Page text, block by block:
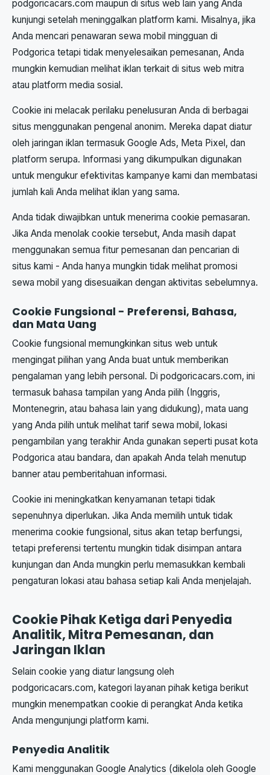
podgoricacars.com maupun di situs web lain yang Anda
kunjungi setelah meninggalkan platform kami. Misalnya, jika
Anda mencari penawaran sewa mobil mingguan di
Podgorica tetapi tidak menyelesaikan pemesanan, Anda
mungkin kemudian melihat iklan terkait di situs web mitra
atau platform media sosial.
Cookie ini melacak perilaku penelusuran Anda di berbagai
situs menggunakan pengenal anonim. Mereka dapat diatur
oleh jaringan iklan termasuk Google Ads, Meta Pixel, dan
platform serupa. Informasi yang dikumpulkan digunakan
untuk mengukur efektivitas kampanye kami dan membatasi
jumlah kali Anda melihat iklan yang sama.
Anda tidak diwajibkan untuk menerima cookie pemasaran.
Jika Anda menolak cookie tersebut, Anda masih dapat
menggunakan semua fitur pemesanan dan pencarian di
situs kami - Anda hanya mungkin tidak melihat promosi
sewa mobil yang disesuaikan dengan aktivitas sebelumnya.
Cookie Fungsional - Preferensi, Bahasa,
dan Mata Uang
Cookie fungsional memungkinkan situs web untuk
mengingat pilihan yang Anda buat untuk memberikan
pengalaman yang lebih personal. Di podgoricacars.com, ini
termasuk bahasa tampilan yang Anda pilih (Inggris,
Montenegrin, atau bahasa lain yang didukung), mata uang
yang Anda pilih untuk melihat tarif sewa mobil, lokasi
pengambilan yang terakhir Anda gunakan seperti pusat kota
Podgorica atau bandara, dan apakah Anda telah menutup
banner atau pemberitahuan informasi.
Cookie ini meningkatkan kenyamanan tetapi tidak
sepenuhnya diperlukan. Jika Anda memilih untuk tidak
menerima cookie fungsional, situs akan tetap berfungsi,
tetapi preferensi tertentu mungkin tidak disimpan antara
kunjungan dan Anda mungkin perlu memasukkan kembali
pengaturan lokasi atau bahasa setiap kali Anda menjelajah.
Cookie Pihak Ketiga dari Penyedia
Analitik, Mitra Pemesanan, dan
Jaringan Iklan
Selain cookie yang diatur langsung oleh
podgoricacars.com, kategori layanan pihak ketiga berikut
mungkin menempatkan cookie di perangkat Anda ketika
Anda mengunjungi platform kami.
Penyedia Analitik
Kami menggunakan Google Analytics (dikelola oleh Google